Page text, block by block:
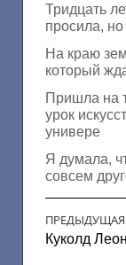
Тридцать
просила,
На краю
который
Пришла на
урок
универе
Я думала,
совсем
Куколд